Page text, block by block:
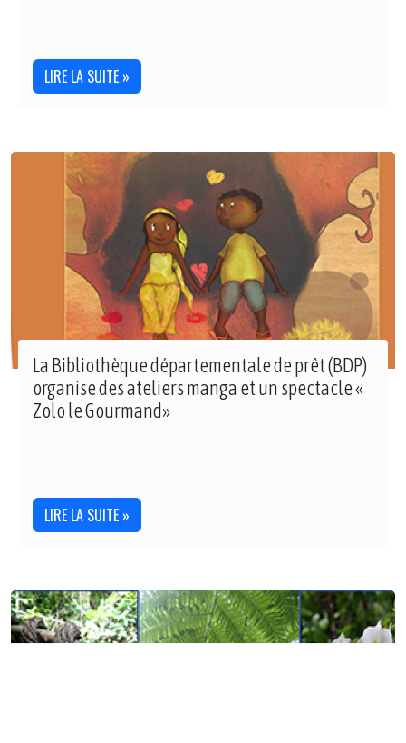
LIRE LA SUITE »
La Bibliothèque départementale de prêt (BDP)
organise des ateliers manga et un spectacle «
Zolo le Gourmand»
LIRE LA SUITE »